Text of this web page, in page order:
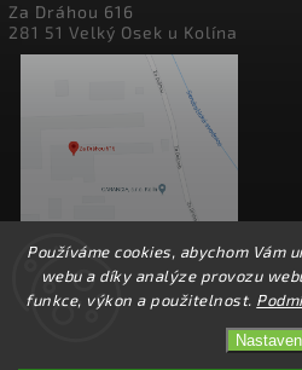
Používáme cookies, abychom
webu a díky analýze provozu
funkce, výkon a použitelnost.
Za Dráhou 616
281 51 Velký Osek u Kolína
perfect factory.